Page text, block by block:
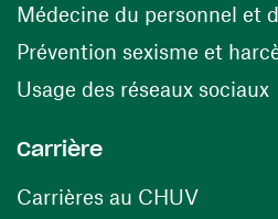
Médecine du personnel et
Prévention sexisme et
Usage des réseaux sociaux
Carrière
Carrières au CHUV(opens